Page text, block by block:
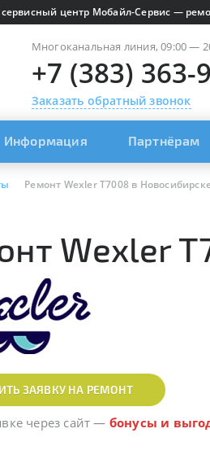
центр Мобайл-Сервис —
Многоканальная линия, 09:00 —
+7 (383) 363-
Заказать обратный звонок
Информация Партнёрам
Ремонт Wexler T7008 в
Wexler
ЗАЯВКУ НА РЕМОНТ
через сайт— бонусы и